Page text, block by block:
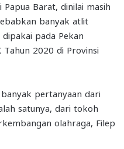
Papua Barat, dinilai masih
banyak atlit
pada Pekan
Tahun 2020 di Provinsi
pertanyaan dari
satunya, dari tokoh
olahraga, Filep